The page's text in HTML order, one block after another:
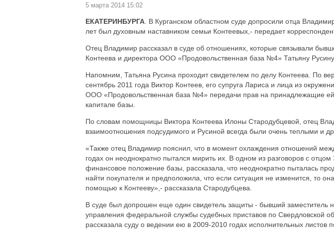
5 марта 2014 15:02
ЕКАТЕРИНБУРГА . В Курганском областном суде допросили отца
лет был духовным наставником семьи Контеевых,- передает
Отец Владимир рассказал в суде об отношениях, которые связывали
Контеева и директора ООО «Продовольственная база №4» Татьяну Русину.
Напомним, Татьяна Русина проходит свидетелем по делу Контеева. По
сентябрь 2011 года Виктор Контеев, его супруга Лариса и лица из
ООО «Продовольственная база №4» передачи прав на принадлежащие
капитале базы.
По словам помощницы Виктора Контеева Илоны Стародубцевой, отец
взаимоотношения подсудимого и Русиной всегда были очень теплыми и
«Также отец Владимир пояснил, что в момент охлаждения отношений
годах он неоднократно пытался мирить их. В одном из разговоров с
финансовое положение базы, рассказала, что неоднократно пыталась
найти покупателя и предположила, что если ситуация не изменится, то
помощью к Контееву»,- рассказала Стародубцева.
В суде был допрошен еще один свидетель защиты - бывший заместитель
управления федеральной службы судебных приставов по Свердловской
рассказала суду о ведении ею в 2009-2010 годах исполнительных листов